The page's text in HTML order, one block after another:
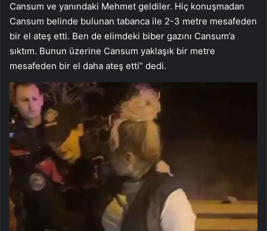
Cansum ve yanındaki Mehmet geldiler. Hiç konuşmadan
Cansum belinde bulunan tabanca ile 2-3 metre mesafeden
bir el ateş etti. Ben de elimdeki biber gazını Cansum’a
sıktım. Bunun üzerine Cansum yaklaşık bir metre
mesafeden bir el daha ateş etti” dedi.